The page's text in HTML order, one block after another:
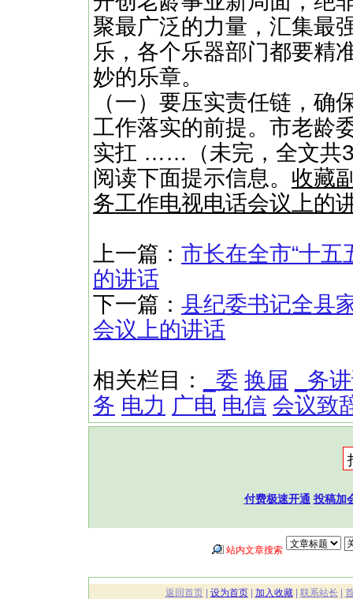
聚最广泛的力量，汇集最
乐，各个乐器部门都要精
妙的乐章。
（一）要压实责任链，确
工作落实的前提。市老龄
实扛 ……（未完，全文共
阅读下面提示信息。 收藏
务工作电视电话会议上的
上一篇： 市长在全市“十五
的讲话
下一篇： 县纪委书记全县
会议上的讲话
相关栏目： _委 换届
_务
务 电力 广电 电信 会议致
付费极速开通 投稿加
站内文章搜索
返回首页| 设为首页| 加入收藏| 联系站长